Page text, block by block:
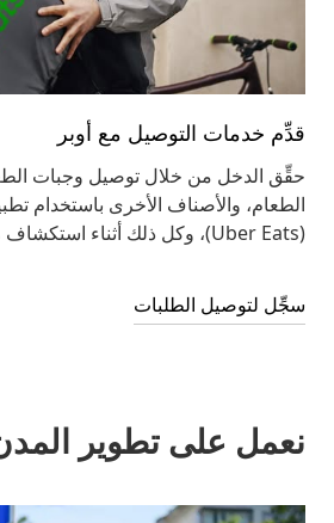
قدِّم خدمات التوصيل مع أوبر
حقِّق الدخل من خلال توصيل وجبات
الطعام، والأصناف الأخرى باستخدام
(Uber Eats)، وكل ذلك أثناء استكشاف مدينتك.
سجِّل لتوصيل الطلبات
نعمل على تطوير